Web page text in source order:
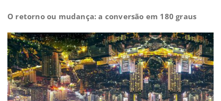
O retorno ou mudança: a conversão em 180 graus